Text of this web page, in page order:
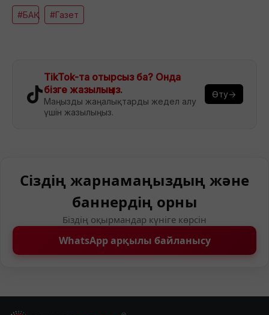
#БАҚ #Газет
TikTok-та отырсыз ба? Онда
бізге жазылыңыз.
Маңызды жаңалықтарды жедел алу
үшін жазылыңыз.
Өту→
Сіздің жарнамаңыздың және
баннердің орны
Біздің оқырмандар күніге көрсін
WhatsApp арқылы байланысу